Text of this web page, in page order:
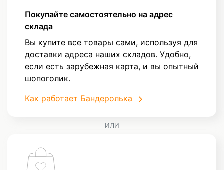
Покупайте самостоятельно на адрес
склада
Вы купите все товары сами, используя для
доставки адреса наших складов. Удобно,
если есть зарубежная карта, и вы опытный
шопоголик.
Как работает Бандеролька
ИЛИ